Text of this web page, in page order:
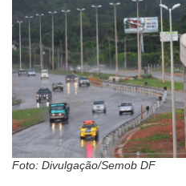
Foto: Divulgação/Semob DF